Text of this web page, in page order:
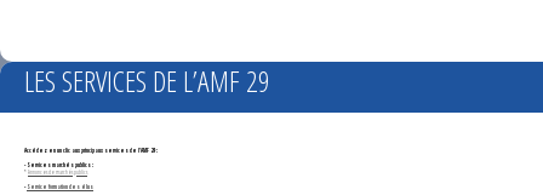
LES SERVICES DE L’AMF 29
Accédez en un clic aux principaux services de l'AMF 29 :
- Services marchés publics :
*Annonces de marchés publics
-Service formation des élus